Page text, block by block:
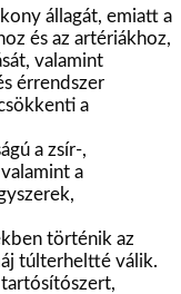
állagát, emiatt a
és az artériákhoz,
valamint
érrendszer
a
a zsír-,
a
történik az
túlterheltté válik.
tartósítószert,